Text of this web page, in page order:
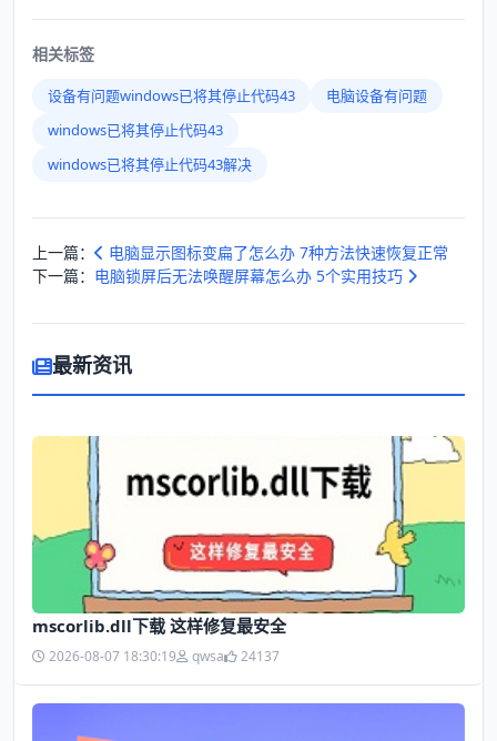
相关标签
设备有问题windows已将其停止代码43
电脑设备有问题
windows已将其停止代码43
windows已将其停止代码43解决
上一篇：
电脑显示图标变扁了怎么办 7种方法快速恢复正常
下一篇： 电脑锁屏后无法唤醒屏幕怎么办 5个实用技巧
最新资讯
mscorlib.dll下载 这样修复最安全
2026-08-07 18:30:19 qwsa 24137